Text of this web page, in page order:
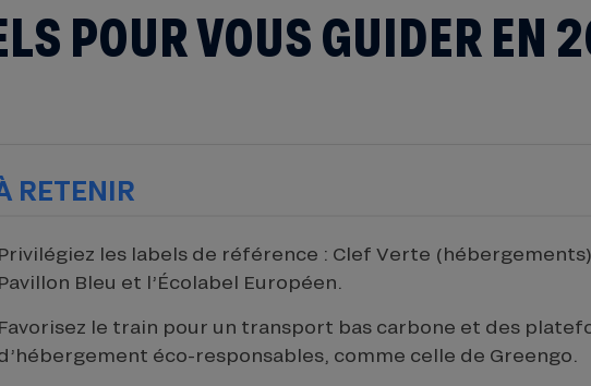
POUR VOUS GUIDER EN
RETENIR
Privilégiez les labels de référence : Clef Verte
Pavillon Bleu et l’Écolabel Européen.
Favorisez le train pour un transport bas carbone et des
éco-responsables, comme celle de Greengo.